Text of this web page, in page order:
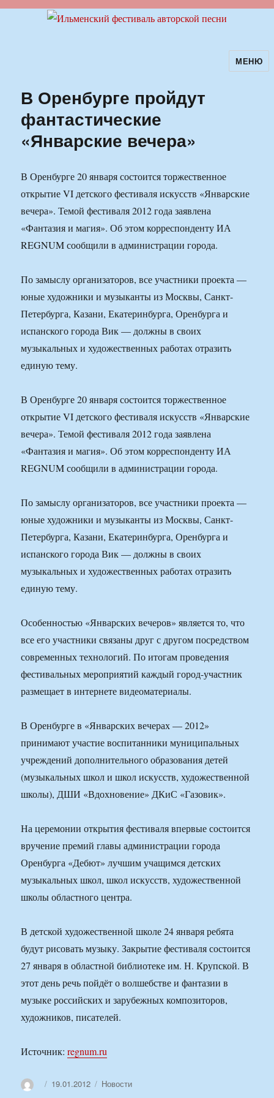
Ильменский фестиваль авторскойМЕНЮ
В Оренбурге пройдут
фантастические
«Январские вечера»
В Оренбурге 20 января состоится торжественное
открытие VI детского фестиваля искусств «Январские
вечера». Темой фестиваля 2012 года заявлена
«Фантазия и магия». Об этом корреспонденту ИА
REGNUM сообщили в администрации города.
По замыслу организаторов, все участники проекта —
юные художники и музыканты из Москвы, Санкт-
Петербурга, Казани, Екатеринбурга, Оренбурга и
испанского города Вик — должны в своих
музыкальных и художественных работах отразить
единую тему.
В Оренбурге 20 января состоится торжественное
открытие VI детского фестиваля искусств «Январские
вечера». Темой фестиваля 2012 года заявлена
«Фантазия и магия». Об этом корреспонденту ИА
REGNUM сообщили в администрации города.
По замыслу организаторов, все участники проекта —
юные художники и музыканты из Москвы, Санкт-
Петербурга, Казани, Екатеринбурга, Оренбурга и
испанского города Вик — должны в своих
музыкальных и художественных работах отразить
единую тему.
Особенностью «Январских вечеров» является то, что
все его участники связаны друг с другом посредством
современных технологий. По итогам проведения
фестивальных мероприятий каждый город-участник
размещает в интернете видеоматериалы.
В Оренбурге в «Январских вечерах — 2012»
принимают участие воспитанники муниципальных
учреждений дополнительного образования детей
(музыкальных школ и школ искусств, художественной
школы), ДШИ «Вдохновение» ДКиС «Газовик».
На церемонии открытия фестиваля впервые состоится
вручение премий главы администрации города
Оренбурга «Дебют» лучшим учащимся детских
музыкальных школ, школ искусств, художественной
школы областного центра.
В детской художественной школе 24 января ребята
будут рисовать музыку. Закрытие фестиваля состоится
27 января в областной библиотеке им. Н. Крупской. В
этот день речь пойдёт о волшебстве и фантазии в
музыке российских и зарубежных композиторов,
художников, писателей.
Источник:regnum.ru
АвторОпубликовано
19.01.2012 Рубрики
Новости